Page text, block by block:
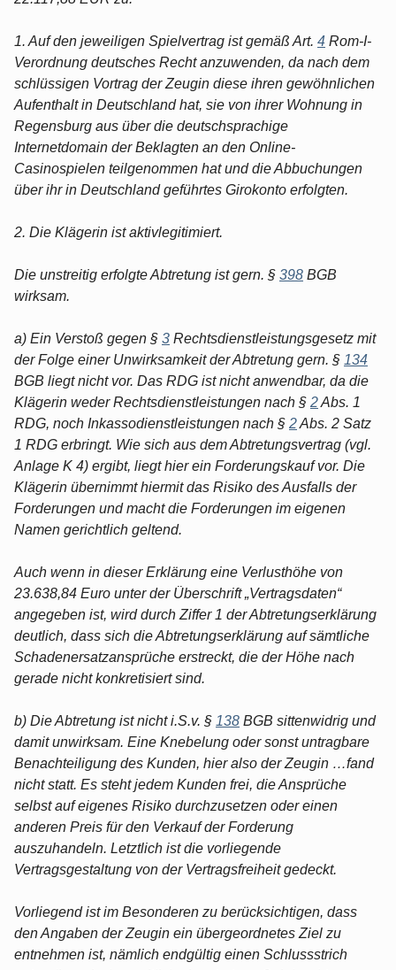
1. Auf den jeweiligen Spielvertrag ist gemäß Art. 4 Rom-I-
Verordnung deutsches Recht anzuwenden, da nach dem
schlüssigen Vortrag der Zeugin diese ihren gewöhnlichen
Aufenthalt in Deutschland hat, sie von ihrer Wohnung in
Regensburg aus über die deutschsprachige
Internetdomain der Beklagten an den Online-
Casinospielen teilgenommen hat und die Abbuchungen
über ihr in Deutschland geführtes Girokonto erfolgten.
2. Die Klägerin ist aktivlegitimiert.
Die unstreitig erfolgte Abtretung ist gern. § 398 BGB
wirksam.
a) Ein Verstoß gegen § 3 Rechtsdienstleistungsgesetz mit
der Folge einer Unwirksamkeit der Abtretung gern. § 134
BGB liegt nicht vor. Das RDG ist nicht anwendbar, da die
Klägerin weder Rechtsdienstleistungen nach § 2Abs. 1
RDG, noch Inkassodienstleistungen nach § 2Abs. 2 Satz
1 RDG erbringt. Wie sich aus dem Abtretungsvertrag (vgl.
Anlage K 4) ergibt, liegt hier ein Forderungskauf vor. Die
Klägerin übernimmt hiermit das Risiko des Ausfalls der
Forderungen und macht die Forderungen im eigenen
Namen gerichtlich geltend.
Auch wenn in dieser Erklärung eine Verlusthöhe von
23.638,84 Euro unter der Überschrift „Vertragsdaten“
angegeben ist, wird durch Ziffer 1 der Abtretungserklärung
deutlich, dass sich die Abtretungserklärung auf sämtliche
Schadenersatzansprüche erstreckt, die der Höhe nach
gerade nicht konkretisiert sind.
b) Die Abtretung ist nicht i.S.v. § 138 BGB sittenwidrig und
damit unwirksam. Eine Knebelung oder sonst untragbare
Benachteiligung des Kunden, hier also der Zeugin …fand
nicht statt. Es steht jedem Kunden frei, die Ansprüche
selbst auf eigenes Risiko durchzusetzen oder einen
anderen Preis für den Verkauf der Forderung
auszuhandeln. Letztlich ist die vorliegende
Vertragsgestaltung von der Vertragsfreiheit gedeckt.
Vorliegend ist im Besonderen zu berücksichtigen, dass
den Angaben der Zeugin ein übergeordnetes Ziel zu
entnehmen ist, nämlich endgültig einen Schlussstrich